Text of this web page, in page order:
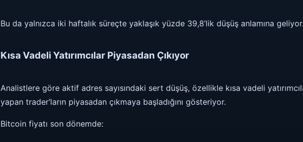
Bu da yalnızca iki haftalık süreçte yaklaşık yüzde 39,8’lik düşüş anlamına geliyor.
Kısa Vadeli Yatırımcılar Piyasadan Çıkıyor
Analistlere göre aktif adres sayısındaki sert düşüş, özellikle kısa vadeli
yapan trader’ların piyasadan çıkmaya başladığını gösteriyor.
Bitcoin fiyatı son dönemde: